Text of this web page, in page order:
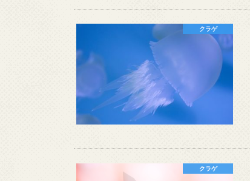
クラゲ
クラゲ